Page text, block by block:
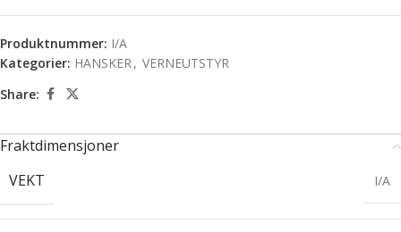
Produktnummer: I/A
Kategorier: HANSKER, VERNEUTSTYR
Share:
Fraktdimensjoner
VEKT
I/A